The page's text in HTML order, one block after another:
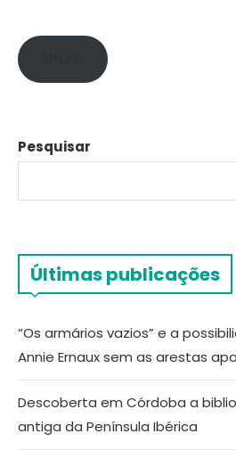
Pesquisar
Últimas publicações
“Os armários vazios” e a
Annie Ernaux sem as arestas
Descoberta em Córdoba a
antiga da Península Ibérica